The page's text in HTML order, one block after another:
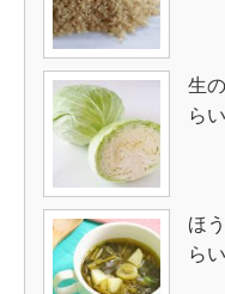
生
ら
ほ
ら